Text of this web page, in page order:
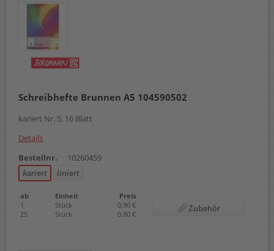
Schreibhefte Brunnen A5 104590502
kariert Nr. 5, 16 Blatt
Details
Bestellnr.
10260459
kariert liniert
ab Einheit
Preis
1
Stück
0,90 €
25
Stück 0,80 €
Zubehör